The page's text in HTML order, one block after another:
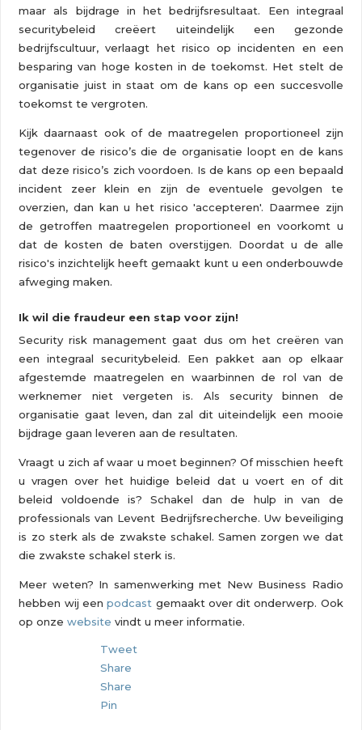
maar als bijdrage in het bedrijfsresultaat. Een integraal
securitybeleid creëert uiteindelijk een gezonde
bedrijfscultuur, verlaagt het risico op incidenten en een
besparing van hoge kosten in de toekomst. Het stelt de
organisatie juist in staat om de kans op een succesvolle
toekomst te vergroten.
Kijk daarnaast ook of de maatregelen proportioneel zijn
tegenover de risico’s die de organisatie loopt en de kans
dat deze risico’s zich voordoen. Is de kans op een bepaald
incident zeer klein en zijn de eventuele gevolgen te
overzien, dan kan u het risico 'accepteren'. Daarmee zijn
de getroffen maatregelen proportioneel en voorkomt u
dat de kosten de baten overstijgen. Doordat u de alle
risico's inzichtelijk heeft gemaakt kunt u een onderbouwde
afweging maken.
Ik wil die fraudeur een stap voor zijn!
Security risk management gaat dus om het creëren van
een integraal securitybeleid. Een pakket aan op elkaar
afgestemde maatregelen en waarbinnen de rol van de
werknemer niet vergeten is. Als security binnen de
organisatie gaat leven, dan zal dit uiteindelijk een mooie
bijdrage gaan leveren aan de resultaten.
Vraagt u zich af waar u moet beginnen? Of misschien heeft
u vragen over het huidige beleid dat u voert en of dit
beleid voldoende is? Schakel dan de hulp in van de
professionals van Levent Bedrijfsrecherche. Uw beveiliging
is zo sterk als de zwakste schakel. Samen zorgen we dat
die zwakste schakel sterk is.
Meer weten? In samenwerking met New Business Radio
hebben wij eenpodcast gemaakt over dit onderwerp. Ook
op onzewebsite vindt u meer informatie.
Tweet
Share
Share
Pin